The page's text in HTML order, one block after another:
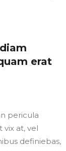
erat
pericula
vix at, vel
definiebas,